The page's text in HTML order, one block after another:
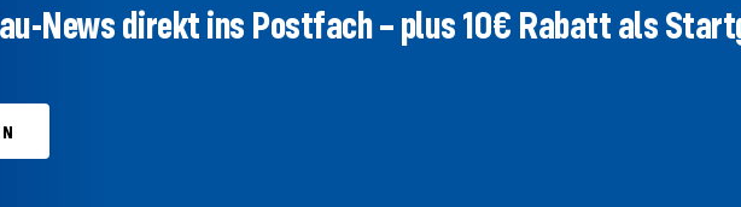
News direkt ins Postfach – plus 10€ Rabatt als